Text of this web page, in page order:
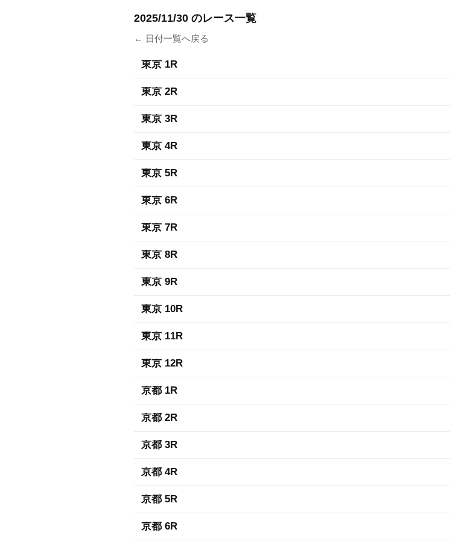
2025/11/30 のレース一覧
← 日付一覧へ戻る
東京 1R
東京 2R
東京 3R
東京 4R
東京 5R
東京 6R
東京 7R
東京 8R
東京 9R
東京 10R
東京 11R
東京 12R
京都 1R
京都 2R
京都 3R
京都 4R
京都 5R
京都 6R